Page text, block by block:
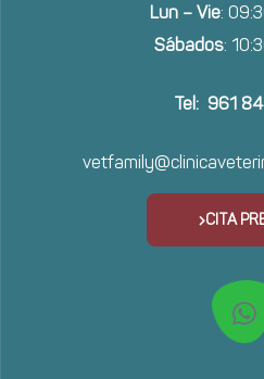
Lun – Vie:
Sábados:
Tel: 961
CITA